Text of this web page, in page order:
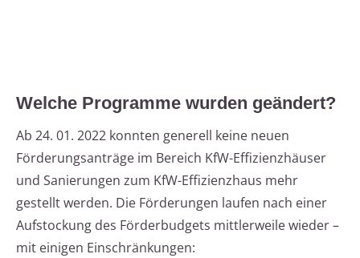
Welche Programme wurden geändert?
Ab 24. 01. 2022 konnten generell keine neuen
Förderungsanträge im Bereich KfW-Effizienzhäuser
und Sanierungen zum KfW-Effizienzhaus mehr
gestellt werden. Die Förderungen laufen nach einer
Aufstockung des Förderbudgets mittlerweile wieder –
mit einigen Einschränkungen: